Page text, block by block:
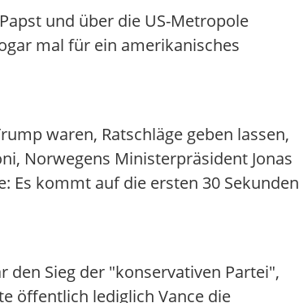
und über die US-Metropole
mal für ein amerikanisches
waren, Ratschläge geben lassen,
Norwegens Ministerpräsident Jonas
Es kommt auf die ersten 30 Sekunden
den Sieg der "konservativen Partei",
öffentlich lediglich Vance die